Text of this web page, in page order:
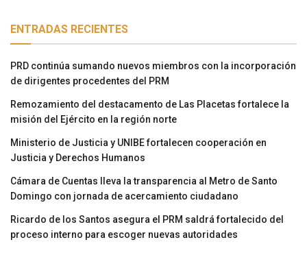
ENTRADAS RECIENTES
PRD continúa sumando nuevos miembros con la incorporación
de dirigentes procedentes del PRM
Remozamiento del destacamento de Las Placetas fortalece la
misión del Ejército en la región norte
Ministerio de Justicia y UNIBE fortalecen cooperación en
Justicia y Derechos Humanos
Cámara de Cuentas lleva la transparencia al Metro de Santo
Domingo con jornada de acercamiento ciudadano
Ricardo de los Santos asegura el PRM saldrá fortalecido del
proceso interno para escoger nuevas autoridades